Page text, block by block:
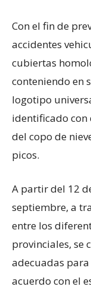
Con el fin de
accidentes
cubiertas
conteniendo en
logotipo
identificado con
del copo de
picos.
A partir del 12
septiembre, a
entre los
provinciales, se
adecuadas
acuerdo con el